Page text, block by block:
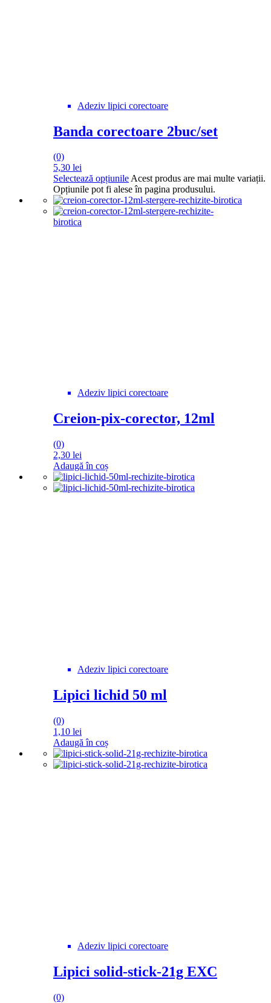
Adeziv lipici corectoare
Banda corectoare 2buc/set
(0)
5,30 lei
Selectează opțiunileAcest produs are mai multe variații.
Opțiunile pot fi alese în pagina produsului.
Adeziv lipici corectoare
Creion-pix-corector, 12ml
(0)
2,30 lei
Adaugă în coș
Adeziv lipici corectoare
Lipici lichid 50 ml
(0)
1,10 lei
Adaugă în coș
Adeziv lipici corectoare
Lipici solid-stick-21g EXC
(0)